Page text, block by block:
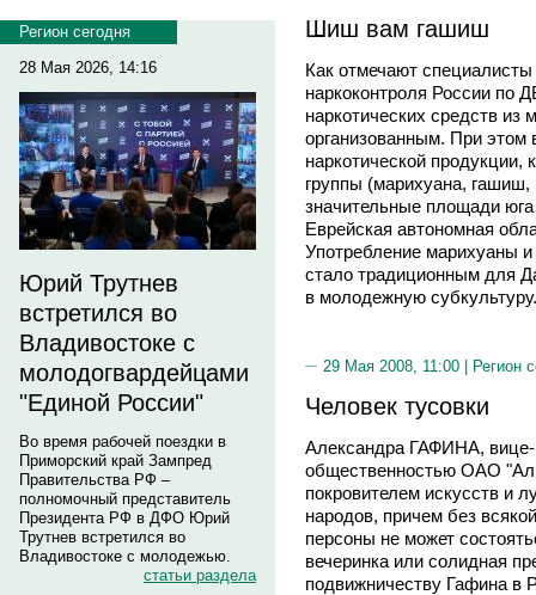
Регион сегодня
28 Мая 2026, 14:16
Юрий Трутнев
встретился во
Владивостоке с
молодогвардейцами
"Единой России"
Во время рабочей поездки в
Приморский край Зампред
Правительства РФ –
полномочный представитель
Президента РФ в ДФО Юрий
Трутнев встретился во
Владивостоке с молодежью.
статьи раздела
Шиш вам гашиш
Как отмечают
наркоконтроля России по
наркотических средств из
организованным. При
наркотической продукции,
группы (марихуана,
значительные площади
Еврейская автономная
Употребление марихуаны
стало традиционным для
в молодежную субкультуру.
29 Мая 2008, 11:00 | Регион
Человек тусовки
Александра ГАФИНА, вице-
общественностью ОАО
покровителем искусств и
народов, причем без
персоны не может
вечеринка или солидная
подвижничеству Гафина в